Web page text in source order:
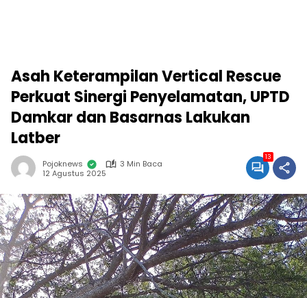
Asah Keterampilan Vertical Rescue
Perkuat Sinergi Penyelamatan, UPTD
Damkar dan Basarnas Lakukan
Latber
Pojoknews
3 Min Baca
12 Agustus 2025
13